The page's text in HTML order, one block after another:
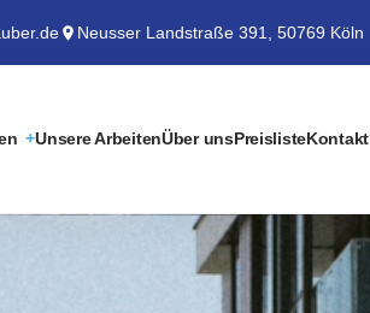
Neusser Landstraße 391, 50769 Köln
Unsere ArbeitenÜber unsPreislisteKontakt